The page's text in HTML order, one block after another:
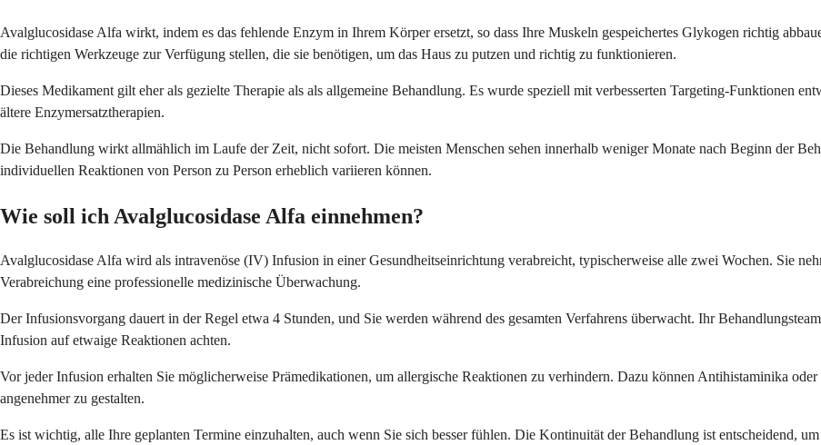
Avalglucosidase Alfa wirkt, indem es das fehlende Enzym in Ihrem Körper ersetzt, so dass Ihre Muskeln gespeichertes Glykogen richtig
die richtigen Werkzeuge zur Verfügung stellen, die sie benötigen, um das Haus zu putzen und richtig zu funktionieren.
Dieses Medikament gilt eher als gezielte Therapie als als allgemeine Behandlung. Es wurde speziell mit verbesserten Targeting-Funktionen
ältere Enzymersatztherapien.
Die Behandlung wirkt allmählich im Laufe der Zeit, nicht sofort. Die meisten Menschen sehen innerhalb weniger Monate nach Beginn der
individuellen Reaktionen von Person zu Person erheblich variieren können.
Wie soll ich Avalglucosidase Alfa einnehmen?
Avalglucosidase Alfa wird als intravenöse (IV) Infusion in einer Gesundheitseinrichtung verabreicht, typischerweise alle zwei Wochen. Sie
Verabreichung eine professionelle medizinische Überwachung.
Der Infusionsvorgang dauert in der Regel etwa 4 Stunden, und Sie werden während des gesamten Verfahrens überwacht. Ihr
Infusion auf etwaige Reaktionen achten.
Vor jeder Infusion erhalten Sie möglicherweise Prämedikationen, um allergische Reaktionen zu verhindern. Dazu können Antihistaminika
angenehmer zu gestalten.
Es ist wichtig, alle Ihre geplanten Termine einzuhalten, auch wenn Sie sich besser fühlen. Die Kontinuität der Behandlung ist entscheidend,